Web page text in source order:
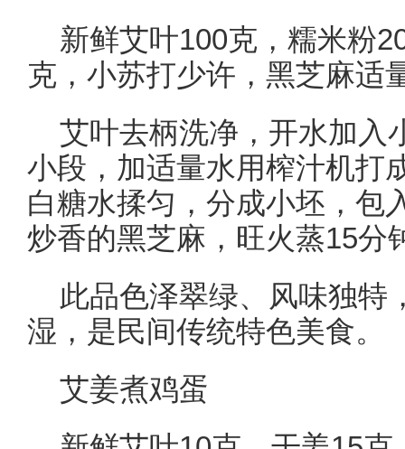
新鲜艾叶100克，糯米粉
克，小苏打少许，黑芝麻适
艾叶去柄洗净，开水加入
小段，加适量水用榨汁机打
白糖水揉匀，分成小坯，包
炒香的黑芝麻，旺火蒸15分
此品色泽翠绿、风味独特
湿，是民间传统特色美食。
艾姜煮鸡蛋